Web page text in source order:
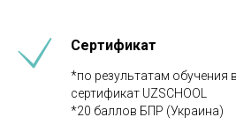
Сертификат
*по результатам обучения
сертификат UZSCHOOL
*20 баллов БПР (Украина)